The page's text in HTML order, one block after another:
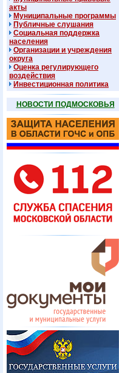
акты
Муниципальные программы
Публичные слушания
Социальная поддержка
населения
Организации и учреждения
округа
Оценка регулирующего
воздействия
Инвестиционная политика
НОВОСТИ ПОДМОСКОВЬЯ